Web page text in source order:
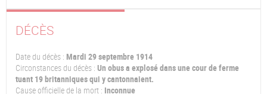
DÉCÈS
Date du décès : Mardi 29 septembre 1914
Circonstances du décès : Un obus a explosé dans une cour de ferme
tuant 19 britanniques qui y cantonnaient.
Cause officielle de la mort : Inconnue